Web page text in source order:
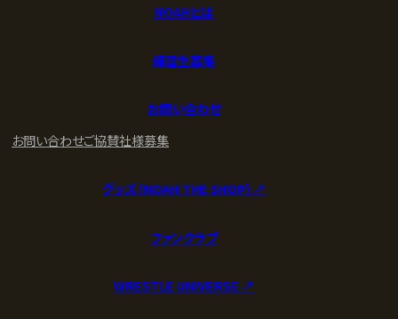
NOAHとは
練習生募集
お問い合わせ
お問い合わせご協賛社様募集
グッズ (NOAH THE SHOP) ↗︎
ファンクラブ
WRESTLE UNIVERSE ↗︎